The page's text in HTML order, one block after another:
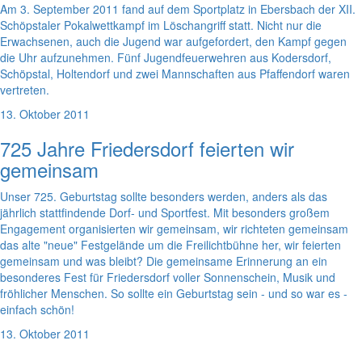
Am 3. September 2011 fand auf dem Sportplatz in Ebersbach der XII.
Schöpstaler Pokalwettkampf im Löschangriff statt. Nicht nur die
Erwachsenen, auch die Jugend war aufgefordert, den Kampf gegen
die Uhr aufzunehmen. Fünf Jugendfeuerwehren aus Kodersdorf,
Schöpstal, Holtendorf und zwei Mannschaften aus Pfaffendorf waren
vertreten.
13. Oktober 2011
725 Jahre Friedersdorf feierten wir
gemeinsam
Unser 725. Geburtstag sollte besonders werden, anders als das
jährlich stattfindende Dorf- und Sportfest. Mit besonders großem
Engagement organisierten wir gemeinsam, wir richteten gemeinsam
das alte "neue" Festgelände um die Freilichtbühne her, wir feierten
gemeinsam und was bleibt? Die gemeinsame Erinnerung an ein
besonderes Fest für Friedersdorf voller Sonnenschein, Musik und
fröhlicher Menschen. So sollte ein Geburtstag sein - und so war es -
einfach schön!
13. Oktober 2011